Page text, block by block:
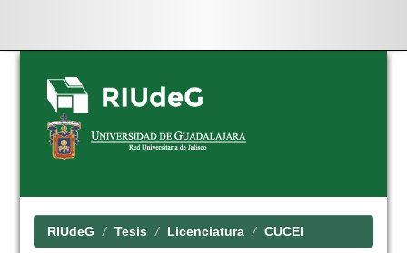
Skip
navigation
RIUdeG Tesis Licenciatura CUCEI